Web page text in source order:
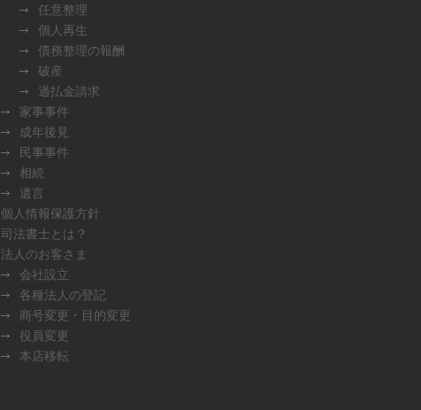
任意整理
個人再生
債務整理の報酬
破産
過払金請求
家事事件
成年後見
民事事件
相続
遺言
個人情報保護方針
司法書士とは？
法人のお客さま
会社設立
各種法人の登記
商号変更・目的変更
役員変更
本店移転